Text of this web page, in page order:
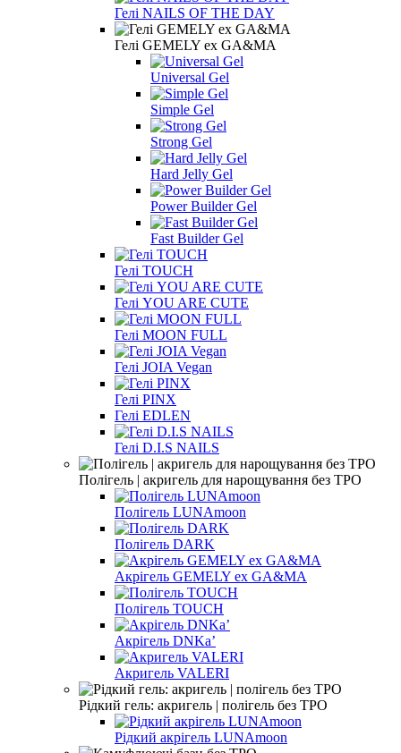
Гелі NAILS OF THE DAY
Гелі GEMELY ex GA&MA
Universal Gel
Simple Gel
Strong Gel
Hard Jelly Gel
Power Builder Gel
Fast Builder Gel
Гелі TOUCH
Гелі YOU ARE CUTE
Гелі MOON FULL
Гелі JOIA Vegan
Гелі PINX
Гелі EDLEN
Гелі D.I.S NAILS
Полігель | акригель для нарощування без TPO
Полігель LUNAmoon
Полігель DARK
Акрігель GEMELY ex GA&MA
Полігель TOUCH
Акрігель DNKa’
Акригель VALERI
Рідкий гель: акригель | полігель без TPO
Рідкий акрігель LUNAmoon